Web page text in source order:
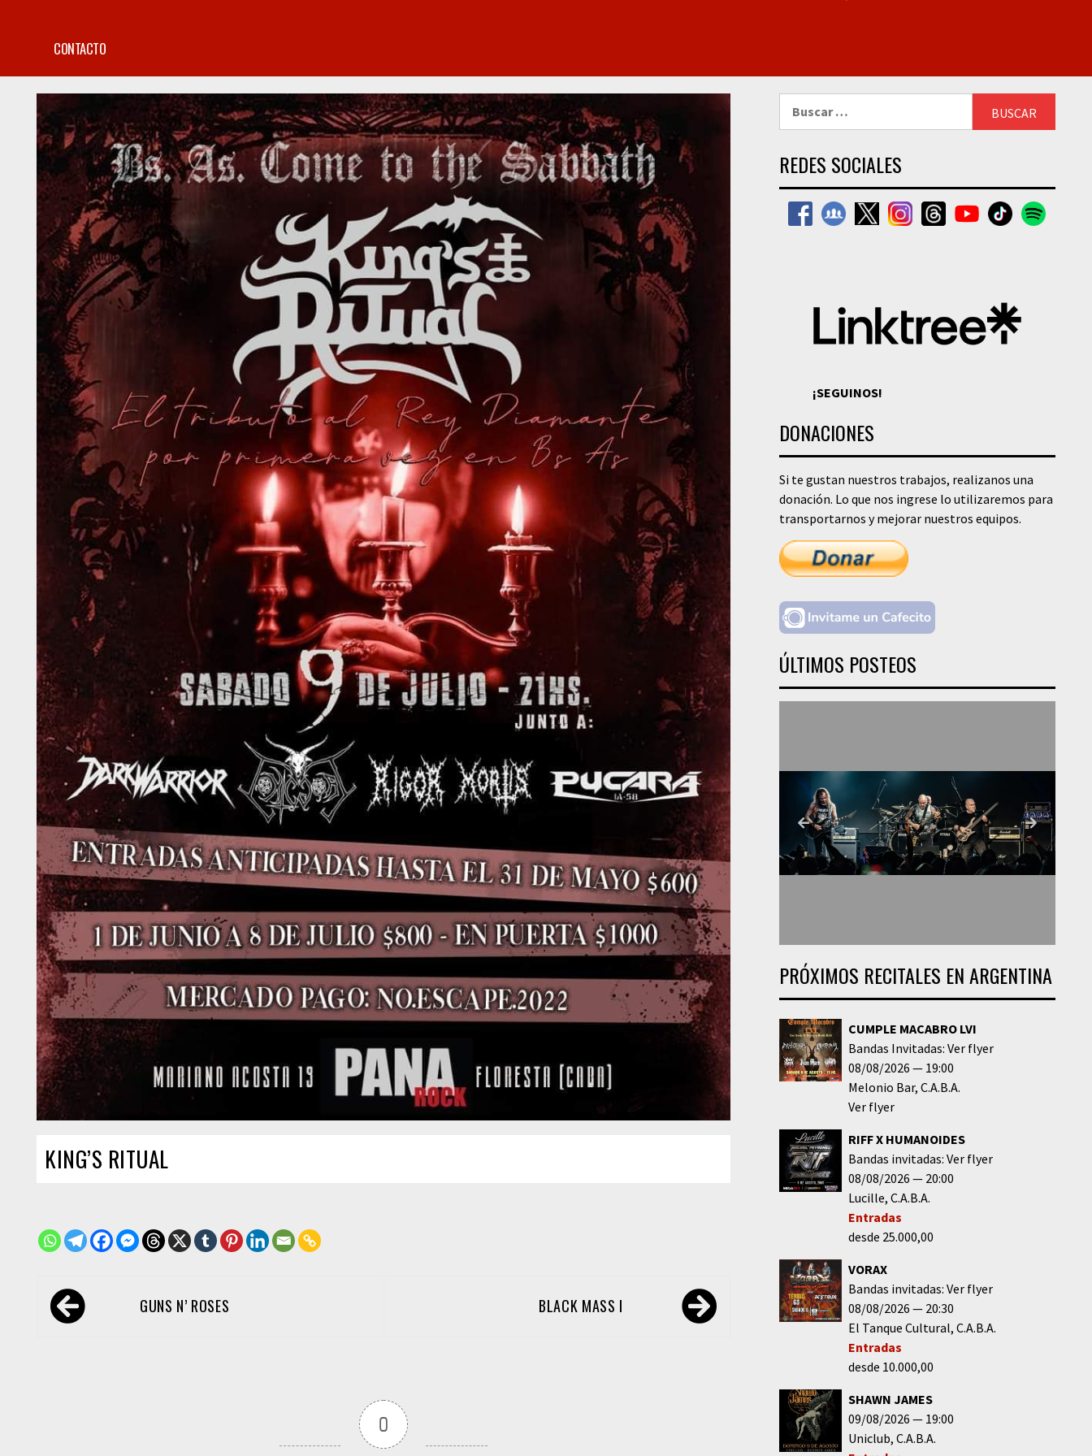
CONTACTO
KING’S RITUAL
Navegación
de GUNS N’ ROSES BLACK MASS I
0
REDES SOCIALES
¡SEGUINOS!
DONACIONES
Si te gustan nuestros trabajos, realizanos una
donación. Lo que nos ingrese lo utilizaremos para
transportarnos y mejorar nuestros equipos.
ÚLTIMOS POSTEOS
PRÓXIMOS RECITALES EN ARGENTINA
CUMPLE MACABRO LVI
Bandas Invitadas: Ver flyer
08/08/2026
19:00
Melonio Bar C.A.B.A.
Ver flyer
RIFF X HUMANOIDES
Bandas invitadas: Ver flyer
08/08/2026
20:00
Lucille C.A.B.A.
Entradas
desde 25.000,00
VORAX
Bandas invitadas: Ver flyer
08/08/2026
20:30
El Tanque Cultural C.A.B.A.
Entradas
desde 10.000,00
SHAWN JAMES
09/08/2026
19:00
Uniclub C.A.B.A.